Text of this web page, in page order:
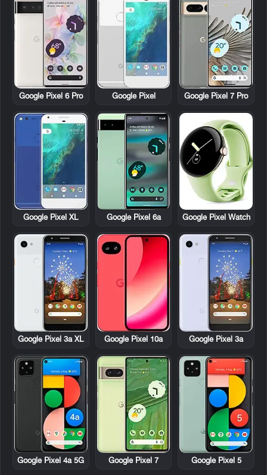
Google Pixel 7 Pro
Google Pixel
Google Pixel 6 Pro
Google Pixel Watch
Google Pixel 6a
Google Pixel XL
Google Pixel 3a
Google Pixel 10a
Google Pixel 3a XL
Google Pixel 5
Google Pixel 7
Google Pixel 4a 5G